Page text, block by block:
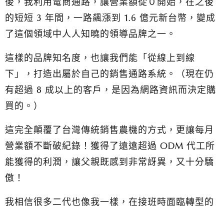
的短短 3 年間，一路飆漲到 1.6 億元新台幣，變成
了這個領域中人人知曉的領導品牌之一。
這樣的品牌知名度，也讓我們能「從線上到線
下」，打造出屬於自己的銷售通路系統。（現在仍
有超過 8 成以上的客戶，是因為網路資訊而決定購
買的。）
這完全顛覆了台灣傳統銷售農機的方式，更讓每月
營業額不斷破紀錄！獲得了遠遠超過 ODM 代工所
能獲得的利潤，讓父親既感到非常訝異，又十分驕
傲！
我相信很多二代也像我一樣，在接班時面臨轉型的